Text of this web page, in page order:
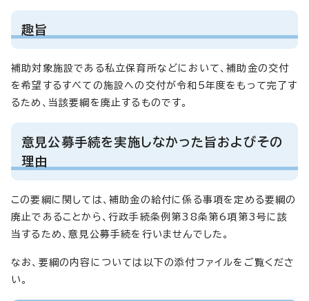
趣旨
補助対象施設である私立保育所などにおいて、補助金の交付
を希望するすべての施設への交付が令和5年度をもって完了す
るため、当該要綱を廃止するものです。
意見公募手続を実施しなかった旨およびその
理由
この要綱に関しては、補助金の給付に係る事項を定める要綱の
廃止であることから、行政手続条例第38条第6項第3号に該
当するため、意見公募手続を行いませんでした。
なお、要綱の内容については以下の添付ファイルをご覧くださ
い。